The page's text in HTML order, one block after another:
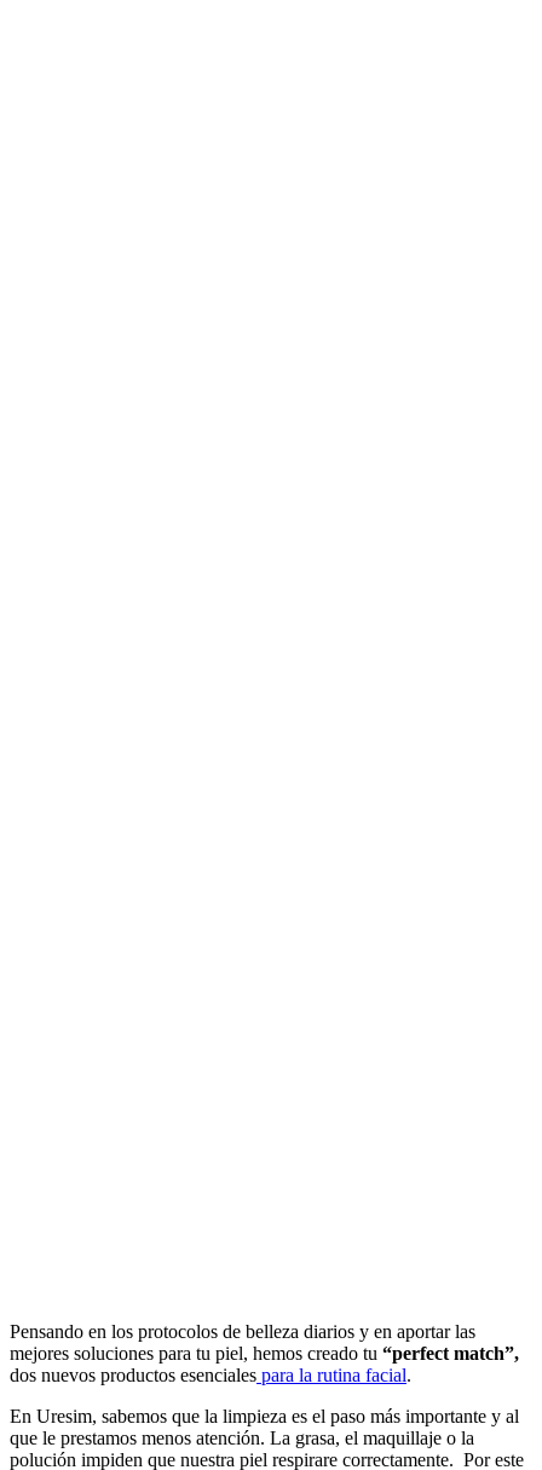
Pensando en los protocolos de belleza diarios y en aportar las
mejores soluciones para tu piel, hemos creado tu “perfect match”,
dos nuevos productos esenciales para la rutina facial.
En Uresim, sabemos que la limpieza es el paso más importante y al
que le prestamos menos atención. La grasa, el maquillaje o la
polución impiden que nuestra piel respirare correctamente. Por este